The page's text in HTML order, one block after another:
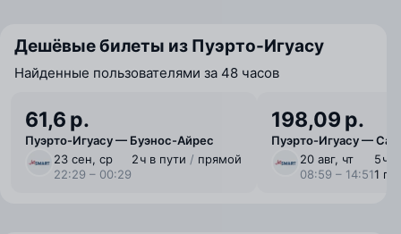
Дешёвые билеты из Пуэрто-Игуасу
Найденные пользователями за 48 часов
61,6 р.
Пуэрто-Игуасу — Буэнос-Айрес
23 сен, ср
22:29 – 00:29
2 ⁠ч в пути / прямой
198,09 р.
Пуэрто-Игуасу —
20 авг, чт
08:59 – 14:51
5 ⁠ч
1